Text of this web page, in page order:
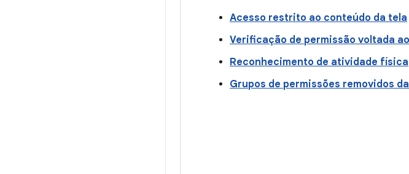
Acesso restrito ao conteúdo da tela
Verificação de permissão voltada
Reconhecimento de atividade física
Grupos de permissões removidos